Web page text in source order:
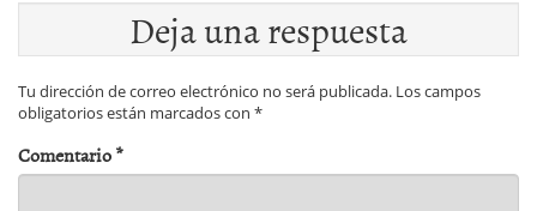
Deja una respuesta
Tu dirección de correo electrónico no será publicada. Los campos
obligatorios están marcados con *
Comentario*